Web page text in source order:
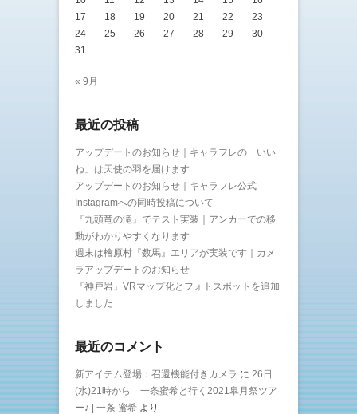
17
18 19 20 21 22
23
24
25 26 27 28 29
30
31
« 9月
最近の投稿
アップデートのお知らせ｜キャラフレの「いい
ね」は天使の羽を届けます
アップデートのお知らせ｜キャラフレ公式
Instagramへの同時投稿について
『九頭竜の滝』でテスト実装｜アンカーでの移
動がわかりやすくなります
週末は檜原村『数馬』エリアが実装です｜カメ
ラアップデートのお知らせ
『神戸岩』VRマップ化とフォトスポットを追加
しました
最近のコメント
新アイテム登場：召還機能付きカメラ に 26日
(水)21時から 一条蜜希と行く2021皐月祭ツア
ー♪ | 一条 蜜希 より